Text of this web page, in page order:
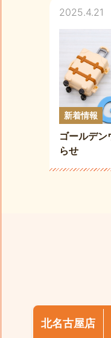
2025.4.21
新着情報
ゴールデ
らせ
北名古屋店